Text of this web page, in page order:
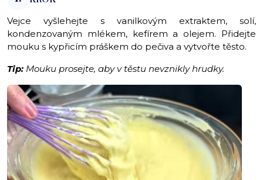
Vejce vyšlehejte s vanilkovým extraktem, solí,
kondenzovaným mlékem, kefírem a olejem. Přidejte
mouku s kypřicím práškem do pečiva a vytvořte těsto.
Tip: Mouku prosejte, aby v těstu nevznikly hrudky.